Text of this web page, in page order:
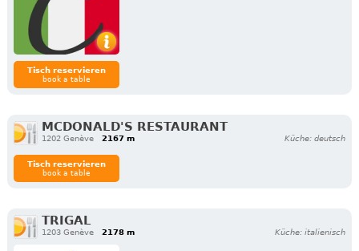
Tisch reservieren
book a table
MCDONALD'S RESTAURANT
1202 Genève 2167 m Küche: deutsch
Tisch reservieren
book a table
TRIGAL
1203 Genève 2178 m Küche: italienisch